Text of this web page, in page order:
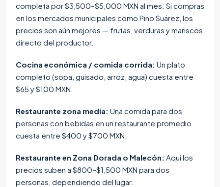
completa por $3,500–$5,000 MXN al mes. Si compras
en los mercados municipales como Pino Suárez, los
precios son aún mejores — frutas, verduras y mariscos
directo del productor.
Cocina económica / comida corrida: Un plato
completo (sopa, guisado, arroz, agua) cuesta entre
$65 y $100 MXN.
Restaurante zona media: Una comida para dos
personas con bebidas en un restaurante promedio
cuesta entre $400 y $700 MXN.
Restaurante en Zona Dorada o Malecón: Aquí los
precios suben a $800–$1,500 MXN para dos
personas, dependiendo del lugar.